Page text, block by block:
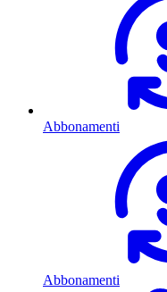
Abbonamenti
Abbonamenti